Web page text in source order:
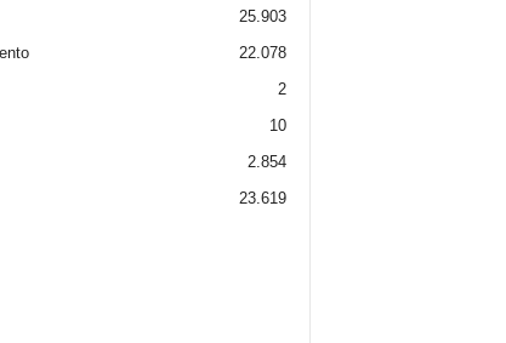
25.903
22.078
2
10
2.854
23.619